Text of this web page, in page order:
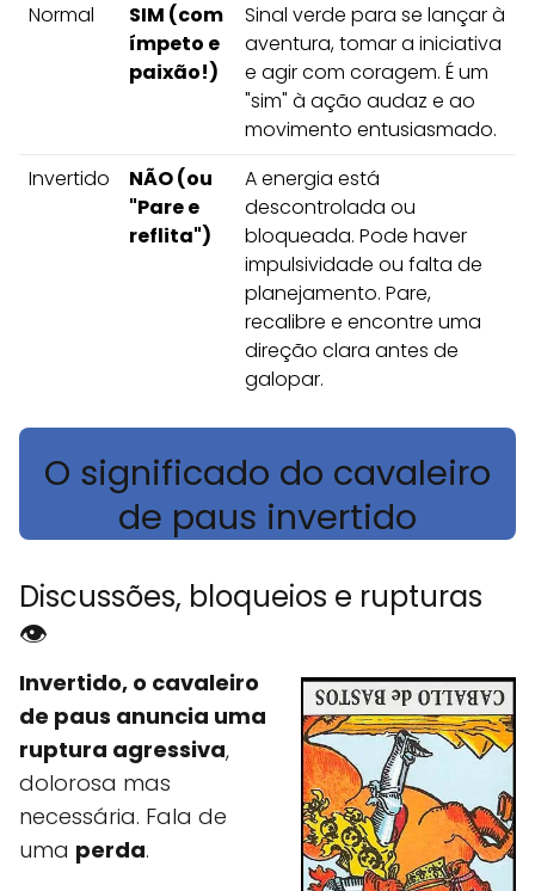
Normal
SIM (com
ímpeto e
paixão!)
Sinal verde para se lançar à
aventura, tomar a iniciativa
e agir com coragem. É um
"sim" à ação audaz e ao
movimento entusiasmado.
Invertido
NÃO (ou
"Pare e
reflita")
A energia está
descontrolada ou
bloqueada. Pode haver
impulsividade ou falta de
planejamento. Pare,
recalibre e encontre uma
direção clara antes de
galopar.
O significado do cavaleiro
de paus invertido
Discussões, bloqueios e rupturas
👁️
Invertido, o cavaleiro
de paus anuncia uma
ruptura agressiva,
dolorosa mas
necessária. Fala de
uma perda.